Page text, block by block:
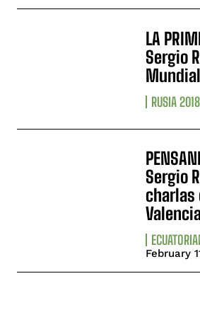
LA
Sergio
Mundial
RUSIA 2018
Sergio
charlas
February